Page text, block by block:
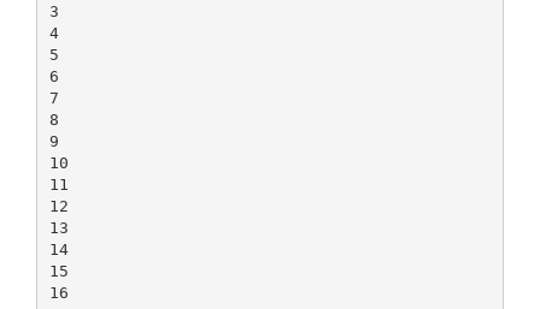
3
4
5
6
7
8
9
10
11
12
13
14
15
16